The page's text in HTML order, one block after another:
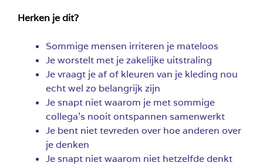
Herken je dit?
Sommige mensen irriteren je mateloos
Je worstelt met je zakelijke uitstraling
Je vraagt je af of kleuren van je kleding nou
echt wel zo belangrijk zijn
Je snapt niet waarom je met sommige
collega’s nooit ontspannen samenwerkt
Je bent niet tevreden over hoe anderen over
je denken
Je snapt niet waarom niet hetzelfde denkt